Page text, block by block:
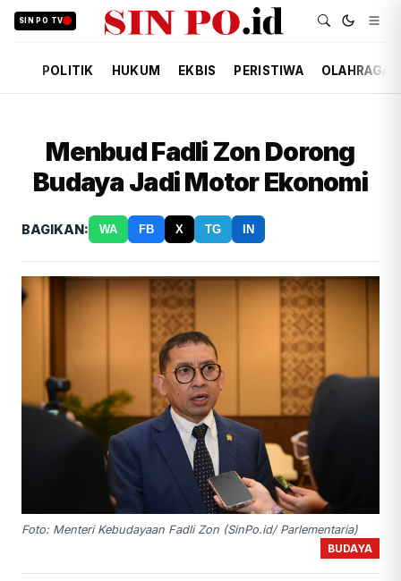
SIN PO TV
POLITIK HUKUM EKBIS PERISTIWA OLAHRAGA
Menbud Fadli Zon Dorong
Budaya Jadi Motor Ekonomi
BAGIKAN: WA FB X TG IN
Foto: Menteri Kebudayaan Fadli Zon (SinPo.id/ Parlementaria)
BUDAYA